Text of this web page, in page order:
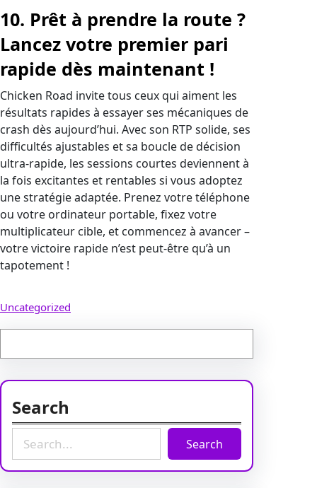
10. Prêt à prendre la route ?
Lancez votre premier pari
rapide dès maintenant !
Chicken Road invite tous ceux qui aiment les
résultats rapides à essayer ses mécaniques de
crash dès aujourd’hui. Avec son RTP solide, ses
difficultés ajustables et sa boucle de décision
ultra-rapide, les sessions courtes deviennent à
la fois excitantes et rentables si vous adoptez
une stratégie adaptée. Prenez votre téléphone
ou votre ordinateur portable, fixez votre
multiplicateur cible, et commencez à avancer –
votre victoire rapide n’est peut-être qu’à un
tapotement !
Uncategorized
Search
a
Search